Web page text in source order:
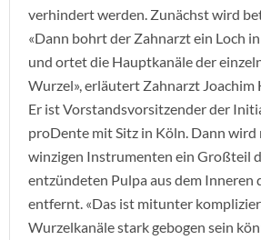
verhindert werden. Zunächst wird
«Dann bohrt der Zahnarzt ein Loch
und ortet die Hauptkanäle der
Wurzel», erläutert Zahnarzt Joachim
Er ist Vorstandsvorsitzender der
proDente mit Sitz in Köln. Dann wird
winzigen Instrumenten ein Großteil
entzündeten Pulpa aus dem Inneren
entfernt. «Das ist mitunter
Wurzelkanäle stark gebogen sein